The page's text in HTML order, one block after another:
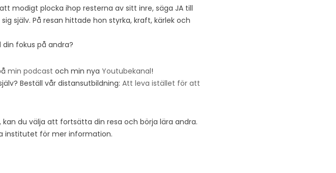
modigt plocka ihop resterna av sitt inre, säga JA till
själv. På resan hittade hon styrka, kraft, kärlek och
fokus på andra?
min podcast och min nya Youtubekanal!
Beställ vår distansutbildning: Att leva istället för att
du välja att fortsätta din resa och börja lära andra.
institutet för mer information.